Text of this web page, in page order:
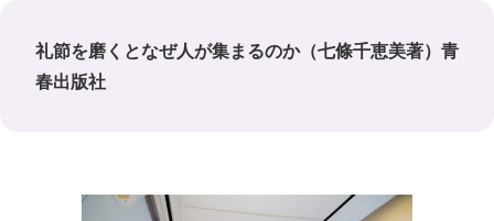
礼節を磨くとなぜ人が集まるのか（七條千恵美著）青
春出版社